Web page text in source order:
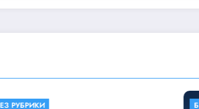
БЕЗ РУБРИКИ